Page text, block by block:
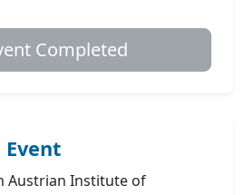
Completed
Austrian Institute of